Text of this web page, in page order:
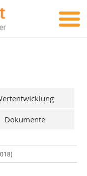
Dokumente